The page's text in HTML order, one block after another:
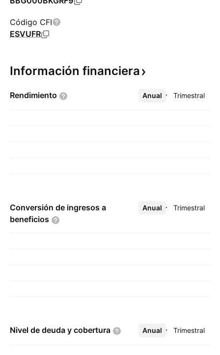
Código CFI
ESVUFR
Información financiera
Rendimiento Anual Trimestral
Más
Conversión de ingresos a
beneficios
Anual Trimestral
Más
Nivel de deuda y cobertura Anual Trimestral
Más